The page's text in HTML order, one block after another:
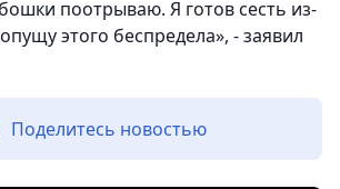
поотрываю. Я готов сесть из-
этого беспредела», - заявил
Поделитесь новостью